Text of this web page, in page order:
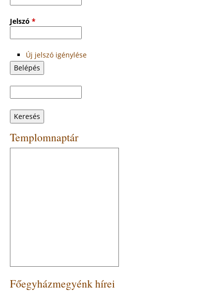
Jelszó *
Új jelszó igénylése
Keresés
űrlap
Templomnaptár
Főegyházmegyénk hírei